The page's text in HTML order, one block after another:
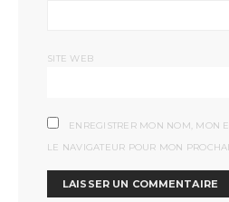
SITE WEB
ENREGISTRER MON NOM, MON
LE NAVIGATEUR POUR MON